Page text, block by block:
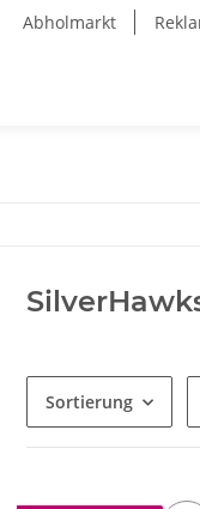
Abholmarkt
Sortierung